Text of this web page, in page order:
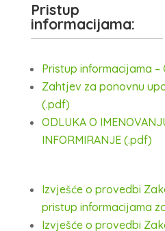
Pristup
informacijama:
Pristup informacijama –
Zahtjev za ponovnu
(.pdf)
ODLUKA O
INFORMIRANJE (.pdf)
Izvješće o provedbi
pristup informacijama
Izvješće o provedbi